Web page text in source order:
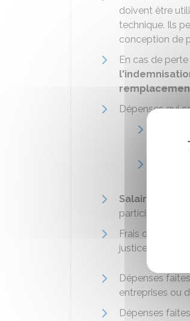
doivent être
technique. Ils
conception de
En cas de
Dépenses qui
versé
Salaires et
participé aux
Frais de dépôt
justice, etc.) de
Dépenses
entreprises ou
Dépenses